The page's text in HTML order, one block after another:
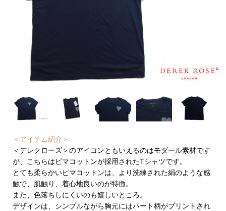
＜アイテム紹介＞
＜デレクローズ＞のアイコンともいえるのはモダール素材です
が、こちらはピマコットンが採用されたTシャツです。
とても柔らかいピマコットンは、より洗練された絹のような感
触で、肌触り、着心地良いのが特徴。
また、色落ちしにくいのも嬉しいところ。
デザインは、シンプルながら胸元にはハート柄がプリントされ